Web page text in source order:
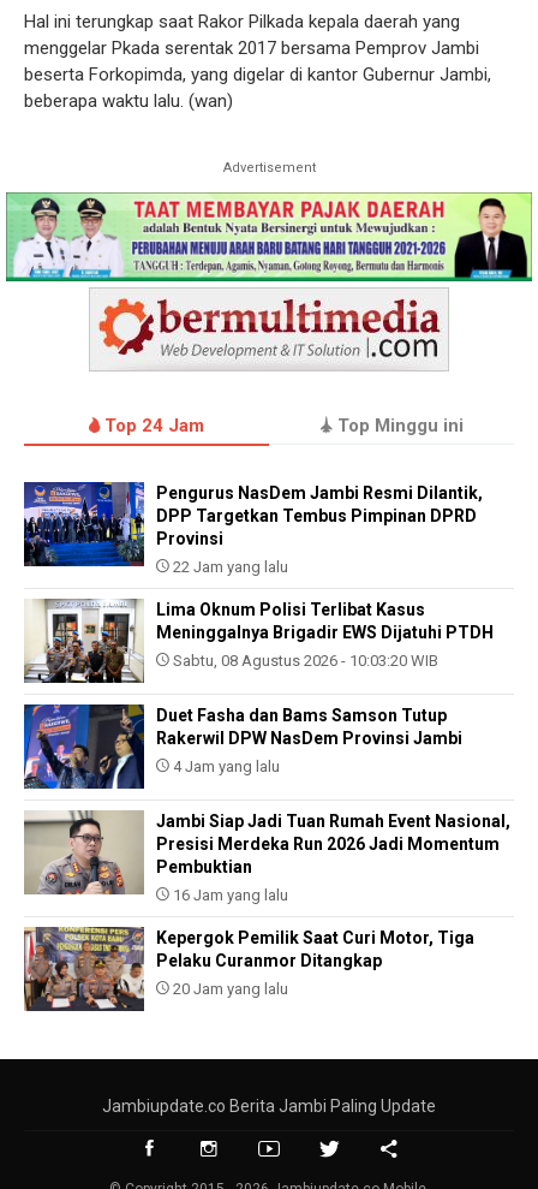
Hal ini terungkap saat Rakor Pilkada kepala daerah yang
menggelar Pkada serentak 2017 bersama Pemprov Jambi
beserta Forkopimda, yang digelar di kantor Gubernur Jambi,
beberapa waktu lalu. (wan)
Advertisement
Top 24 Jam Top Minggu ini
Pengurus NasDem Jambi Resmi Dilantik,
DPP Targetkan Tembus Pimpinan DPRD
Provinsi
22 Jam yang lalu
Lima Oknum Polisi Terlibat Kasus
Meninggalnya Brigadir EWS Dijatuhi PTDH
Sabtu, 08 Agustus 2026 - 10:03:20 WIB
Duet Fasha dan Bams Samson Tutup
Rakerwil DPW NasDem Provinsi Jambi
4 Jam yang lalu
Jambi Siap Jadi Tuan Rumah Event Nasional,
Presisi Merdeka Run 2026 Jadi Momentum
Pembuktian
16 Jam yang lalu
Kepergok Pemilik Saat Curi Motor, Tiga
Pelaku Curanmor Ditangkap
20 Jam yang lalu
Jambiupdate.co Berita Jambi Paling Update